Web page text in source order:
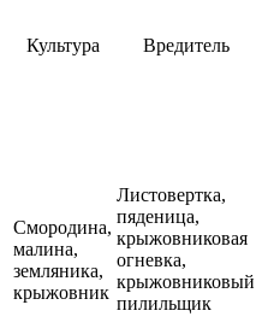
Культура Вредитель
Смородина,
малина,
земляника,
крыжовник
Листовертка,
пяденица,
крыжовниковая
огневка,
крыжовниковый
пилильщик